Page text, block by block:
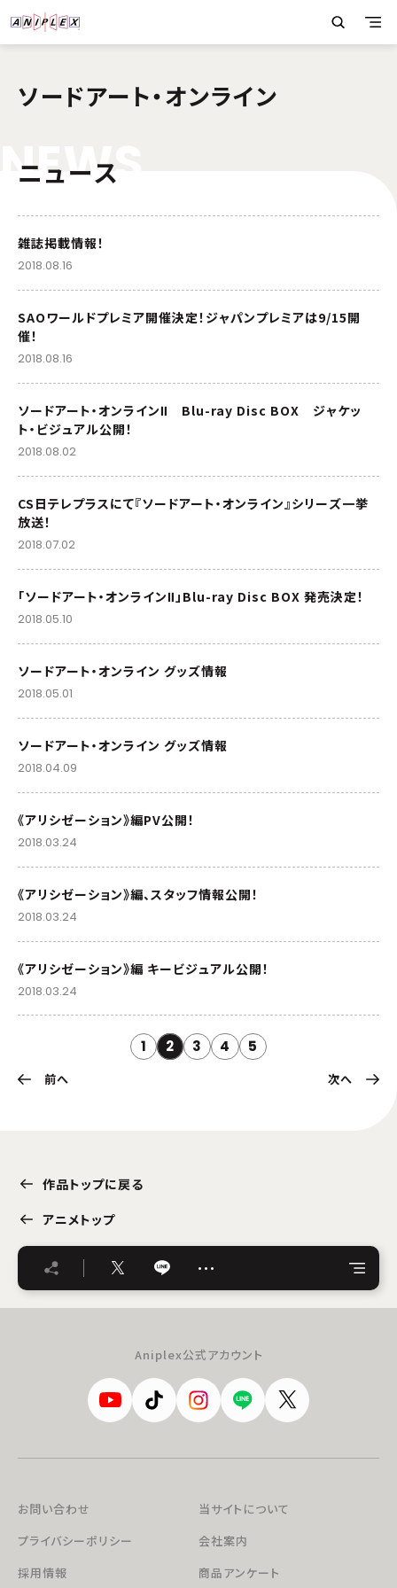
ソードアート・オンライン
NEWS
ニュース
雑誌掲載情報！
2018.08.16
SAOワールドプレミア開催決定！ジャパンプレミアは9/15開
催！
2018.08.16
ソードアート・オンラインⅡ Blu-ray Disc BOX ジャケッ
ト・ビジュアル公開！
2018.08.02
CS日テレプラスにて『ソードアート・オンライン』シリーズ一挙
放送！
2018.07.02
「ソードアート・オンラインⅡ」Blu-ray Disc BOX 発売決定！
2018.05.10
ソードアート・オンライン グッズ情報
2018.05.01
ソードアート・オンライン グッズ情報
2018.04.09
《アリシゼーション》編PV公開！
2018.03.24
《アリシゼーション》編、スタッフ情報公開！
2018.03.24
《アリシゼーション》編 キービジュアル公開！
2018.03.24
1 2 3 4 5
前へ 次へ
作品トップに戻る
アニメトップ
…
Aniplex公式アカウント
お問い合わせ
当サイトについて
プライバシーポリシー
会社案内
採用情報
商品アンケート